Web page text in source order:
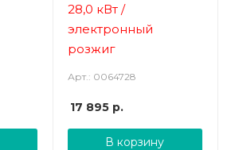
28,0 кВт /
электронный
розжиг
Арт.: 0064728
17 895р.
В корзину